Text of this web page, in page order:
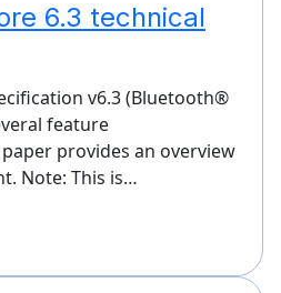
6.3 technical
v6.3 (Bluetooth®
feature
provides an overview
Note: This is…